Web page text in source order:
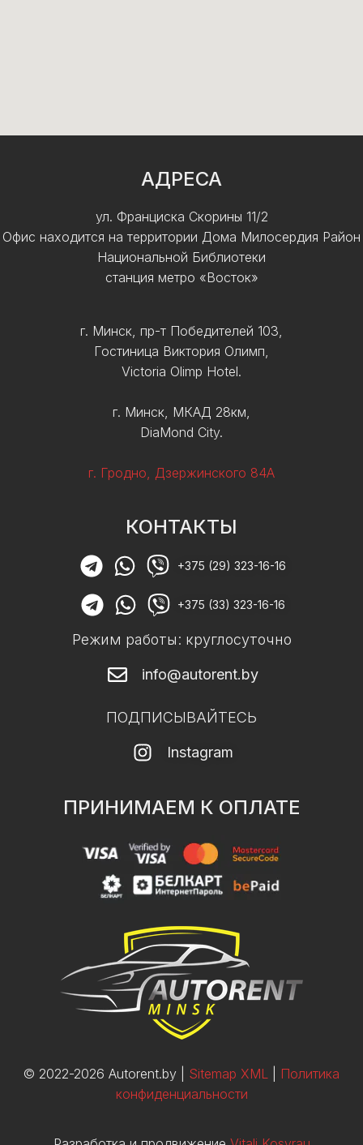
АДРЕСА
ул. Франциска Скорины 11/2
Офис находится на территории Дома Милосердия Район
Национальной Библиотеки
станция метро «Восток»
г. Минск, пр-т Победителей 103,
Гостиница Виктория Олимп,
Victoria Olimp Hotel.
г. Минск, МКАД 28км,
DiaMond City.
г. Гродно, Дзержинского 84А
КОНТАКТЫ
+375 (29) 323-16-16
+375 (33) 323-16-16
Режим работы: круглосуточно
info@autorent.by
ПОДПИСЫВАЙТЕСЬ
Instagram
ПРИНИМАЕМ К ОПЛАТЕ
© 2022-2026 Autorent.by | Sitemap XML
Политика
конфиденциальности